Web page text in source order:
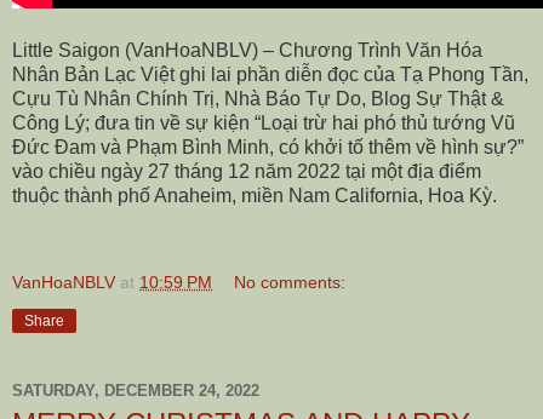
Little Saigon (VanHoaNBLV) – Chương Trình Văn Hóa
Nhân Bản Lạc Việt ghi lai phần diễn đọc của Tạ Phong Tần,
Cựu Tù Nhân Chính Trị, Nhà Báo Tự Do, Blog Sự Thật &
Công Lý; đưa tin về sự kiện “Loại trừ hai phó thủ tướng Vũ
Đức Đam và Phạm Bình Minh, có khởi tố thêm về hình sự?”
vào chiều ngày 27 tháng 12 năm 2022 tại một địa điểm
thuộc thành phố Anaheim, miền Nam California, Hoa Kỳ.
VanHoaNBLV at 10:59 PM No comments:
Share
SATURDAY, DECEMBER 24, 2022